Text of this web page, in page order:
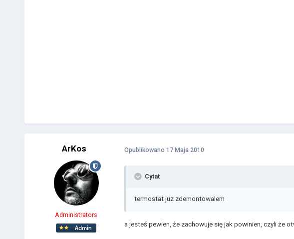
ArKos
Administrators
Opublikowano 17 Maja 2010
Cytat
termostat juz zdemontowalem
a jesteś pewien, że zachowuje się jak powinien, czyli że